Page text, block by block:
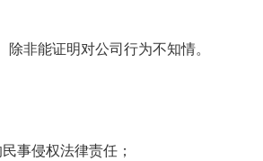
非能证明对公司行为不知情。
事侵权法律责任；